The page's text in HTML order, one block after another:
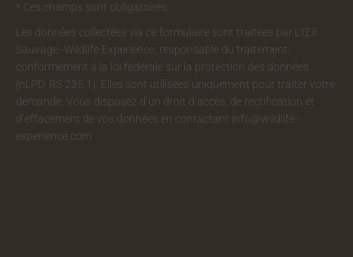
* Ces champs sont obligatoires
Les données collectées via ce formulaire sont traitées par L'Œil
Sauvage -Wildlife Experience, responsable du traitement,
conformément à la loi fédérale sur la protection des données
(nLPD, RS 235.1). Elles sont utilisées uniquement pour traiter votre
demande. Vous disposez d’un droit d’accès, de rectification et
d’effacement de vos données en contactant info@wildlife-
experience.com.